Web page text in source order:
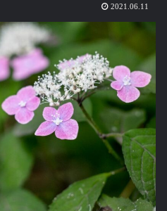
2021.06.11